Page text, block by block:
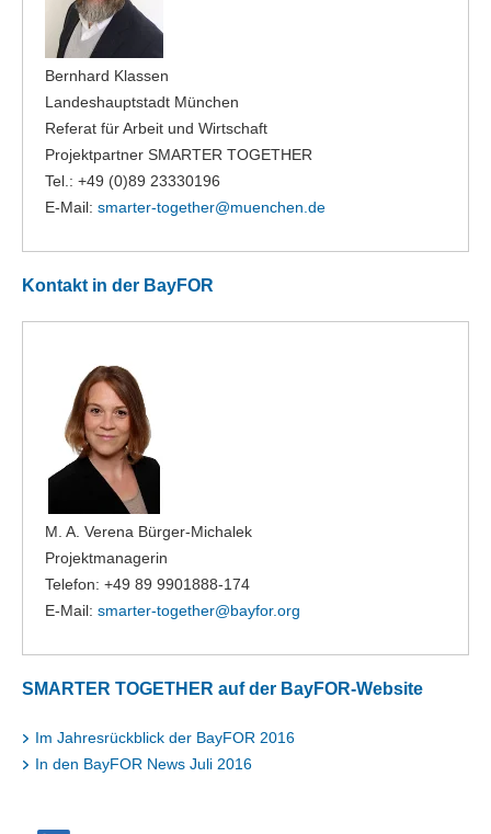
Bernhard Klassen
Landeshauptstadt München
Referat für Arbeit und Wirtschaft
Projektpartner SMARTER TOGETHER
Tel.: +49 (0)89 23330196
E-Mail: smarter-together@muenchen.de
Kontakt in der BayFOR
M. A. Verena Bürger-Michalek
Projektmanagerin
Telefon: +49 89 9901888-174
E-Mail: smarter-together@bayfor.org
SMARTER TOGETHER auf der BayFOR-Website
Im Jahresrückblick der BayFOR 2016
In den BayFOR News Juli 2016